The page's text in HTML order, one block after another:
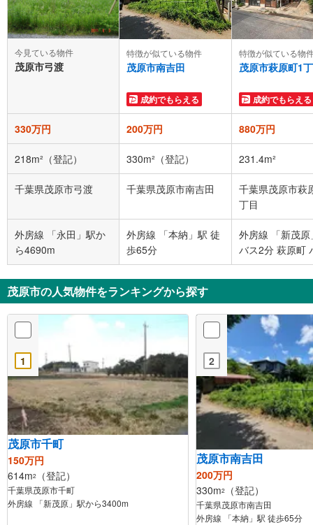
今見ている物件
茂原市弓渡
特徴が似ている物件
茂原市南吉田
成約でもらえる
特徴が似ている物
茂原市萩原町1
成約でもらえる
330万円 200万円 880万円
218m²（登記） 330m²（登記） 231.4m²
千葉県茂原市弓渡 千葉県茂原市南吉田
千葉県茂原市萩
丁目
外房線 「永田」駅か
ら4690m
外房線 「本納」駅 徒
歩65分
外房線 「新茂原
バス2分 萩原町
停下車 徒歩3分
茂原市の人気物件をランキングから探す
1
茂原市千町
150万円
614m2 （登記）
千葉県茂原市千町
外房線 「新茂原」駅から3400m
2
茂原市南吉田
200万円
330m2 （登記）
千葉県茂原市南吉田
外房線 「本納」駅 徒歩65分